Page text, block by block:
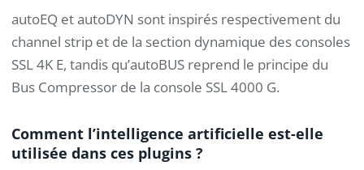
autoEQ et autoDYN sont inspirés respectivement du
channel strip et de la section dynamique des consoles
SSL 4K E, tandis qu’autoBUS reprend le principe du
Bus Compressor de la console SSL 4000 G.
Comment l’intelligence artificielle est-elle
utilisée dans ces plugins ?